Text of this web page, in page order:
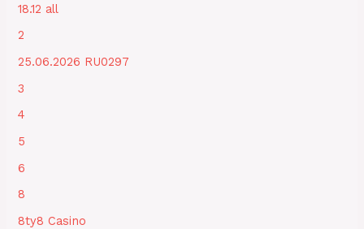
18.12 all
2
25.06.2026 RU0297
3
4
5
6
8
8ty8 Casino